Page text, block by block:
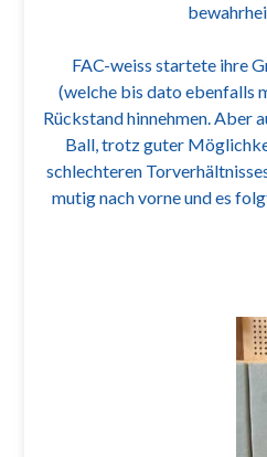
FAC-weiss startete ihre
(welche bis dato ebenfalls
Rückstand hinnehmen. Aber
Ball, trotz guter
schlechteren
mutig nach vorne und es